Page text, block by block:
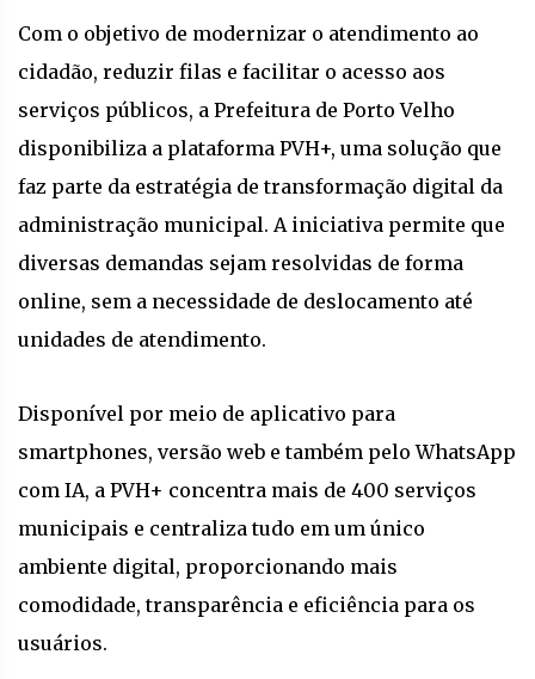
Com o objetivo de modernizar o atendimento ao
cidadão, reduzir filas e facilitar o acesso aos
serviços públicos, a Prefeitura de Porto Velho
disponibiliza a plataforma PVH+, uma solução que
faz parte da estratégia de transformação digital da
administração municipal. A iniciativa permite que
diversas demandas sejam resolvidas de forma
online, sem a necessidade de deslocamento até
unidades de atendimento.
Disponível por meio de aplicativo para
smartphones, versão web e também pelo WhatsApp
com IA, a PVH+ concentra mais de 400 serviços
municipais e centraliza tudo em um único
ambiente digital, proporcionando mais
comodidade, transparência e eficiência para os
usuários.